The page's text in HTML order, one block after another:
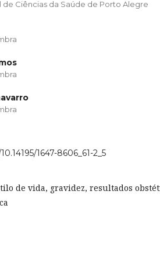
de Ciências da Saúde de Porto Alegre
1647-8606_61-2_5
de vida, gravidez, resultados